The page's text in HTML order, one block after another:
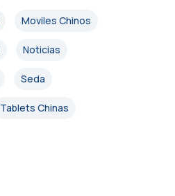
Moviles Chinos
Noticias
Seda
Tablets Chinas